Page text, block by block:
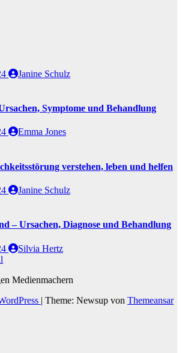
Janine Schulz
Symptome und Behandlung
Emma Jones
verstehen, leben und helfen
Janine Schulz
– Ursachen, Diagnose und Behandlung
Silvia Hertz
Medienmachern
| Theme: Newsup von Themeansar